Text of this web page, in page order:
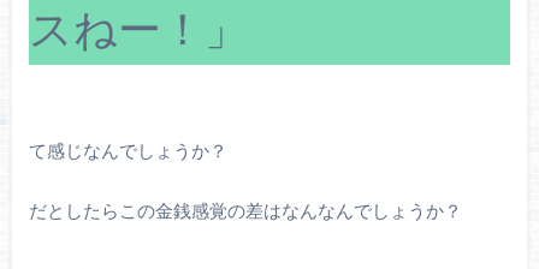
スねー！」
て感じなんでしょうか？
だとしたらこの金銭感覚の差はなんなんでしょうか？